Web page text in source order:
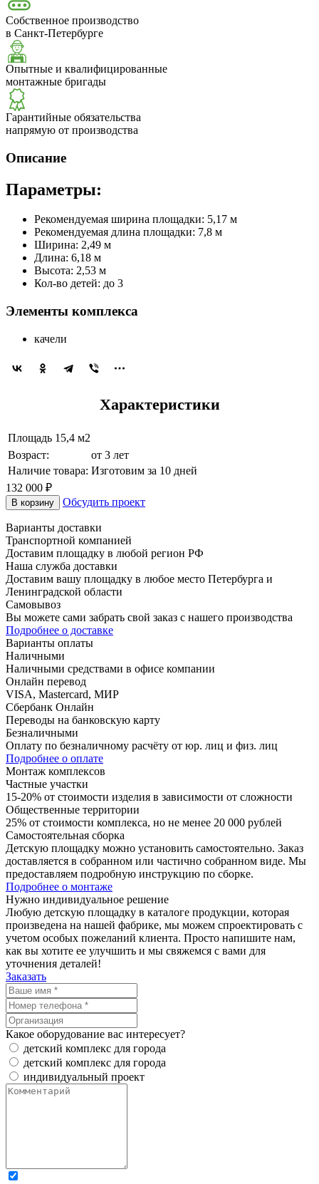
Собственное производство
в Санкт-Петербурге
Опытные и квалифицированные
монтажные бригады
Гарантийные обязательства
напрямую от производства
Описание
Параметры:
Рекомендуемая ширина площадки: 5,17 м
Рекомендуемая длина площадки: 7,8 м
Ширина: 2,49 м
Длина: 6,18 м
Высота: 2,53 м
Кол-во детей: до 3
Элементы комплекса
качели
Характеристики
Площадь 15,4 м2
Возраст:
от 3 лет
Наличие товара: Изготовим за 10 дней
132 000 ₽
В корзину Обсудить проект
Варианты доставки
Транспортной компанией
Доставим площадку в любой регион РФ
Наша служба доставки
Доставим вашу площадку в любое место Петербурга и
Ленинградской области
Самовывоз
Вы можете сами забрать свой заказ с нашего производства
Подробнее о доставке
Варианты оплаты
Наличными
Наличными средствами в офисе компании
Онлайн перевод
VISA, Mastercard, МИР
Сбербанк Онлайн
Переводы на банковскую карту
Безналичными
Оплату по безналичному расчёту от юр. лиц и физ. лиц
Подробнее о оплате
Монтаж комплексов
Частные участки
15-20% от стоимости изделия в зависимости от сложности
Общественные территории
25% от стоимости комплекса, но не менее 20 000 рублей
Самостоятельная сборка
Детскую площадку можно установить самостоятельно. Заказ
доставляется в собранном или частично собранном виде. Мы
предоставляем подробную инструкцию по сборке.
Подробнее о монтаже
Нужно индивидуальное решение
Любую детскую площадку в каталоге продукции, которая
произведена на нашей фабрике, мы можем спроектировать с
учетом особых пожеланий клиента. Просто напишите нам,
как вы хотите ее улучшить и мы свяжемся с вами для
уточнения деталей!
Заказать
Какое оборудование вас интересует?
детский комплекс для города
детский комплекс для города
индивидуальный проект